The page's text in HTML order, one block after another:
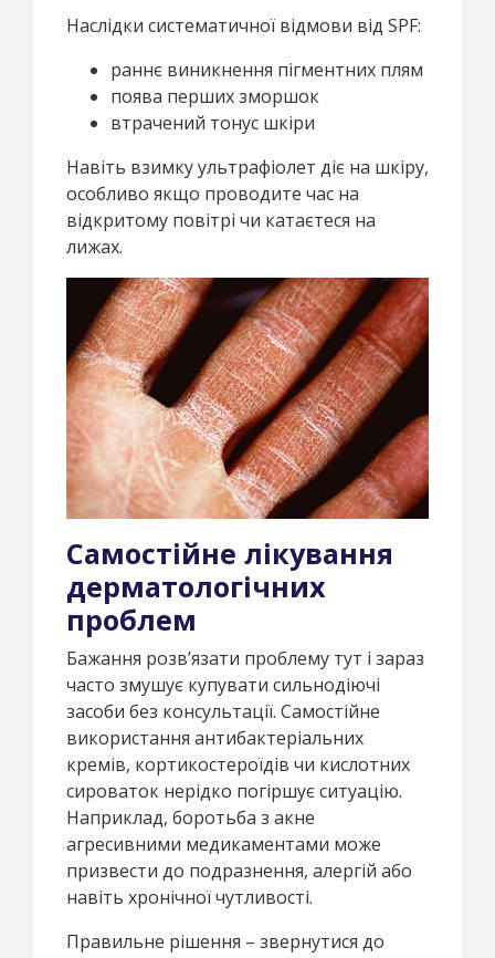
Наслідки систематичної відмови від SPF:
раннє виникнення пігментних плям
поява перших зморшок
втрачений тонус шкіри
Навіть взимку ультрафіолет діє на шкіру,
особливо якщо проводите час на
відкритому повітрі чи катаєтеся на
лижах.
Самостійне лікування
дерматологічних
проблем
Бажання розв’язати проблему тут і зараз
часто змушує купувати сильнодіючі
засоби без консультації. Самостійне
використання антибактеріальних
кремів, кортикостероїдів чи кислотних
сироваток нерідко погіршує ситуацію.
Наприклад, боротьба з акне
агресивними медикаментами може
призвести до подразнення, алергій або
навіть хронічної чутливості.
Правильне рішення – звернутися до